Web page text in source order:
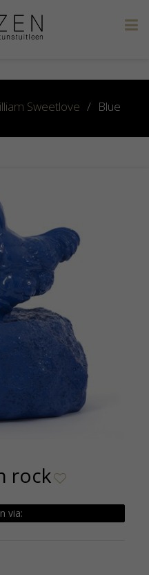
Sweetlove / Blue
rock
via: